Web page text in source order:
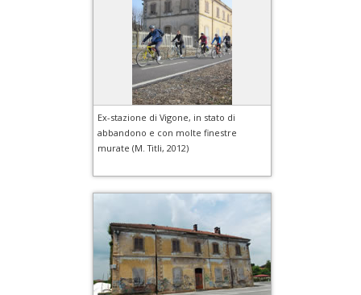
Ex-stazione di Vigone, in stato di
abbandono e con molte finestre
murate (M. Titli, 2012)